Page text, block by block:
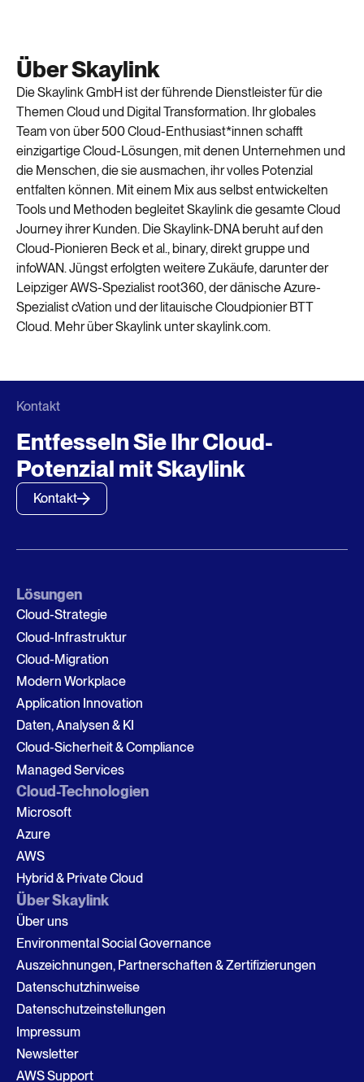
Über Skaylink
Die Skaylink GmbH ist der führende Dienstleister für die
Themen Cloud und Digital Transformation. Ihr globales
Team von über 500 Cloud-Enthusiast*innen schafft
einzigartige Cloud-Lösungen, mit denen Unternehmen und
die Menschen, die sie ausmachen, ihr volles Potenzial
entfalten können. Mit einem Mix aus selbst entwickelten
Tools und Methoden begleitet Skaylink die gesamte Cloud
Journey ihrer Kunden. Die Skaylink-DNA beruht auf den
Cloud-Pionieren Beck et al., binary, direkt gruppe und
infoWAN. Jüngst erfolgten weitere Zukäufe, darunter der
Leipziger AWS-Spezialist root360, der dänische Azure-
Spezialist cVation und der litauische Cloudpionier BTT
Cloud. Mehr über Skaylink unter skaylink.com.
Kontakt
Entfesseln Sie Ihr Cloud-
Potenzial mit Skaylink
Kontakt
Lösungen
Cloud-Strategie
Cloud-Infrastruktur
Cloud-Migration
Modern Workplace
Application Innovation
Daten, Analysen & KI
Cloud-Sicherheit & Compliance
Managed Services
Cloud-Technologien
Microsoft
Azure
AWS
Hybrid & Private Cloud
Über Skaylink
Über uns
Environmental Social Governance
Auszeichnungen, Partnerschaften & Zertifizierungen
Datenschutzhinweise
Datenschutzeinstellungen
Impressum
Newsletter
AWS Support